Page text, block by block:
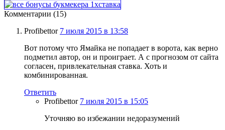
Комментарии (15)
Profibettor 7 июля 2015 в 13:58
Вот потому что Ямайка не попадает в ворота, как верно
подметил автор, он и проиграет. А с прогнозом от сайта
согласен, привлекательная ставка. Хоть и
комбинированная.
Ответить
Profibettor 7 июля 2015 в 15:05
Уточняю во избежании недоразумений